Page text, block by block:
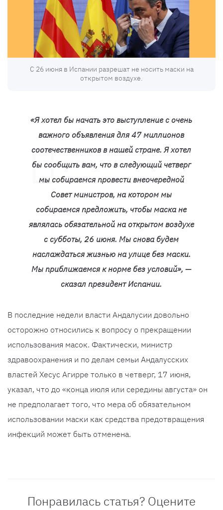
С 26 июня в Испании разрешат не носить маски на
открытом воздухе.
«Я хотел бы начать это выступление с очень
важного объявления для 47 миллионов
соотечественников в нашей стране. Я хотел
бы сообщить вам, что в следующий четверг
мы собираемся провести внеочередной
Совет министров, на котором мы
собираемся предложить, чтобы маска не
являлась обязательной на открытом воздухе
с субботы, 26 июня. Мы снова будем
наслаждаться жизнью на улице без маски.
Мы приближаемся к норме без условий», —
сказал президент Испании.
В последние недели власти Андалусии довольно
осторожно относились к вопросу о прекращении
использования масок. Фактически, министр
здравоохранения и по делам семьи Андалусских
властей Хесус Агирре только в четверг, 17 июня,
указал, что до «конца июля или середины августа» он
не предполагает того, что мера об обязательном
использовании маски как средства предотвращения
инфекций может быть отменена.
Понравилась статья? Оцените